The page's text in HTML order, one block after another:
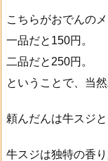
こちらがおでんのメ
一品だと150円。
二品だと250円。
ということで、当
頼んだんは牛スジと
牛スジは独特の香り